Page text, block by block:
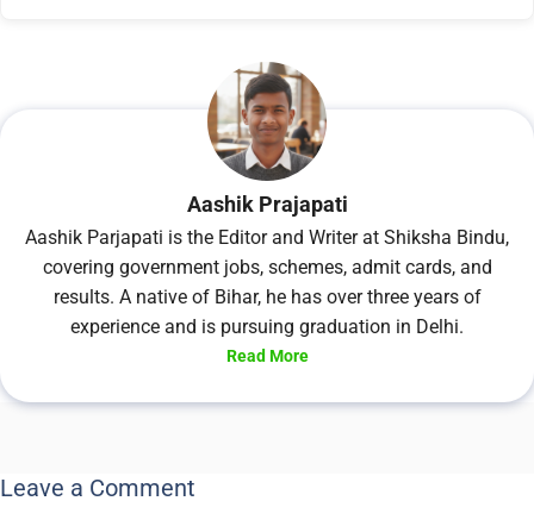
Aashik Prajapati
Aashik Parjapati is the Editor and Writer at Shiksha Bindu,
covering government jobs, schemes, admit cards, and
results. A native of Bihar, he has over three years of
experience and is pursuing graduation in Delhi.
Read More
Leave a Comment